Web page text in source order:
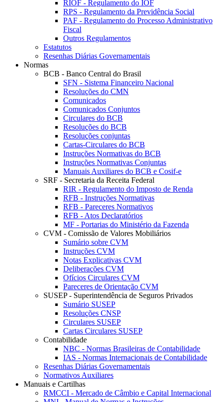
RIOF - Regulamento do IOF
RPS - Regulamento da Previdência Social
PAF - Regulamento do Processo Administrativo
Fiscal
Outros Regulamentos
Estatutos
Resenhas Diárias Governamentais
Normas
BCB - Banco Central do Brasil
SFN - Sistema Financeiro Nacional
Resoluções do CMN
Comunicados
Comunicados Conjuntos
Circulares do BCB
Resoluções do BCB
Resoluções conjuntas
Cartas-Circulares do BCB
Instruções Normativas do BCB
Instruções Normativas Conjuntas
Manuais Auxiliares do BCB e Cosif-e
SRF - Secretaria da Receita Federal
RIR - Regulamento do Imposto de Renda
RFB - Instruções Normativas
RFB - Pareceres Normativos
RFB - Atos Declaratórios
MF - Portarias do Ministério da Fazenda
CVM - Comissão de Valores Mobiliários
Sumário sobre CVM
Instruções CVM
Notas Explicativas CVM
Deliberações CVM
Ofícios Circulares CVM
Pareceres de Orientação CVM
SUSEP - Superintendência de Seguros Privados
Sumário SUSEP
Resoluções CNSP
Circulares SUSEP
Cartas Circulares SUSEP
Contabilidade
NBC - Normas Brasileiras de Contabilidade
IAS - Normas Internacionais de Contabilidade
Resenhas Diárias Governamentais
Normativos Auxiliares
Manuais e Cartilhas
RMCCI - Mercado de Câmbio e Capital Internacional